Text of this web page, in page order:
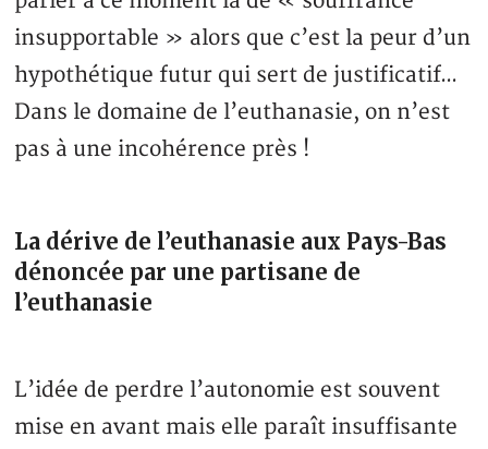
insupportable » alors que c’est la peur d’un
hypothétique futur qui sert de justificatif…
Dans le domaine de l’euthanasie, on n’est
pas à une incohérence près !
La dérive de l’euthanasie aux Pays-Bas
dénoncée par une partisane de
l’euthanasie
L’idée de perdre l’autonomie est souvent
mise en avant mais elle paraît insuffisante